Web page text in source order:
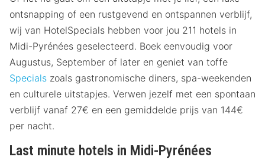
ontsnapping of een rustgevend en ontspannen verblijf,
wij van HotelSpecials hebben voor jou 211 hotels in
Midi-Pyrénées geselecteerd. Boek eenvoudig voor
Augustus, September of later en geniet van toffe
Specials zoals gastronomische diners, spa-weekenden
en culturele uitstapjes. Verwen jezelf met een spontaan
verblijf vanaf 27€ en een gemiddelde prijs van 144€
per nacht.
Last minute hotels in Midi-Pyrénées